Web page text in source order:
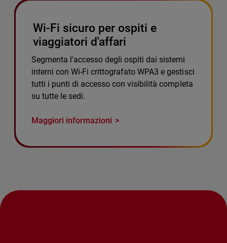
Wi-Fi sicuro per ospiti e
viaggiatori d'affari
Segmenta l'accesso degli ospiti dai sistemi
interni con Wi-Fi crittografato WPA3 e gestisci
tutti i punti di accesso con visibilità completa
su tutte le sedi.
Maggiori informazioni